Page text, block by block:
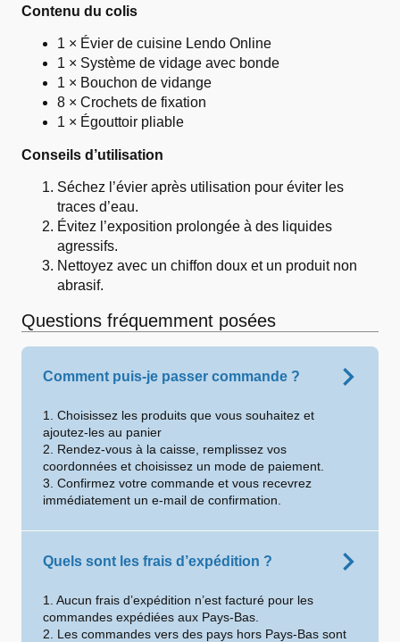
Contenu du colis
1 × Évier de cuisine Lendo Online
1 × Système de vidage avec bonde
1 × Bouchon de vidange
8 × Crochets de fixation
1 × Égouttoir pliable
Conseils d’utilisation
Séchez l’évier après utilisation pour éviter les
traces d’eau.
Évitez l’exposition prolongée à des liquides
agressifs.
Nettoyez avec un chiffon doux et un produit non
abrasif.
Questions fréquemment posées
Comment puis-je passer commande ?
1. Choisissez les produits que vous souhaitez et
ajoutez-les au panier
2. Rendez-vous à la caisse, remplissez vos
coordonnées et choisissez un mode de paiement.
3. Confirmez votre commande et vous recevrez
immédiatement un e-mail de confirmation.
Quels sont les frais d’expédition ?
1. Aucun frais d’expédition n’est facturé pour les
commandes expédiées aux Pays-Bas.
2. Les commandes vers des pays hors Pays-Bas sont